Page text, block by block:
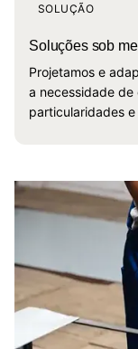
SOLUÇÃO
Soluções sob
Projetamos e
a necessidade
particularidades